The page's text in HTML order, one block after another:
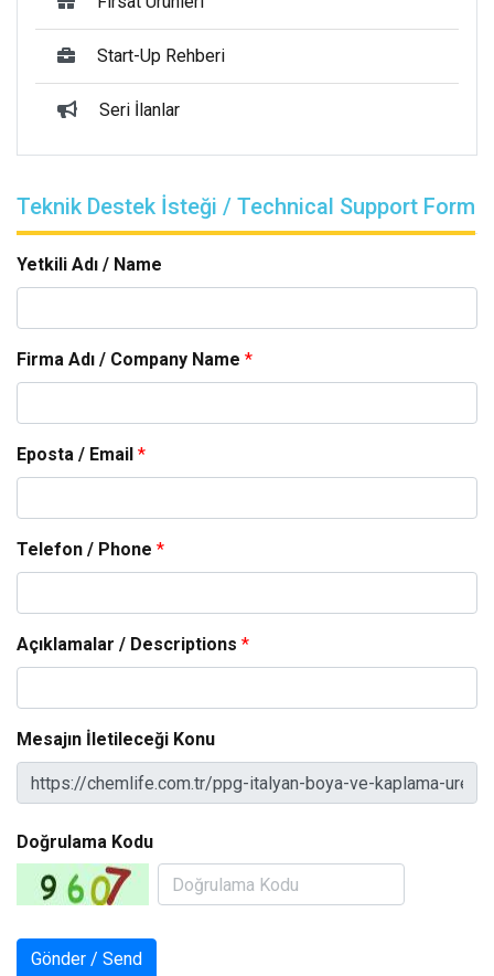
Start-Up Rehberi
Seri İlanlar
Teknik Destek İsteği / Technical Support Form
Yetkili Adı / Name
Firma Adı / Company Name *
Eposta / Email *
Telefon / Phone *
Açıklamalar / Descriptions *
Mesajın İletileceği Konu
Doğrulama Kodu